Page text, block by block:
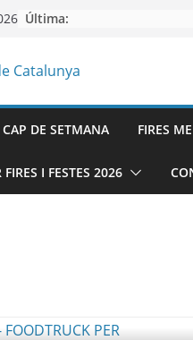
Última:
DE SETMANA FIRES
I FESTES 2026